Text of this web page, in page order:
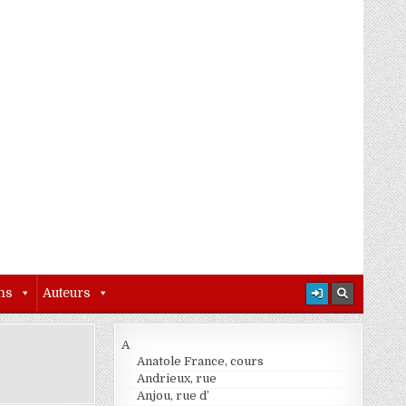
Auteurs
A
Anatole France, cours
Andrieux, rue
Anjou, rue d’